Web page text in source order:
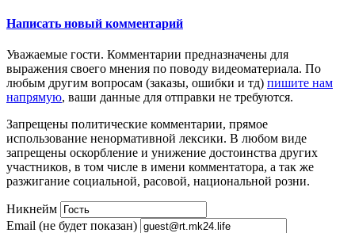
Написать новый комментарий
Уважаемые гости. Комментарии предназначены для
выражения своего мнения по поводу видеоматериала. По
любым другим вопросам (заказы, ошибки и тд) пишите нам
напрямую, ваши данные для отправки не требуются.
Запрещены политические комментарии, прямое
использование ненормативной лексики. В любом виде
запрещены оскорбление и унижение достоинства других
участников, в том числе в имени комментатора, а так же
разжигание социальной, расовой, национальной розни.
Никнейм
Email (не будет показан)